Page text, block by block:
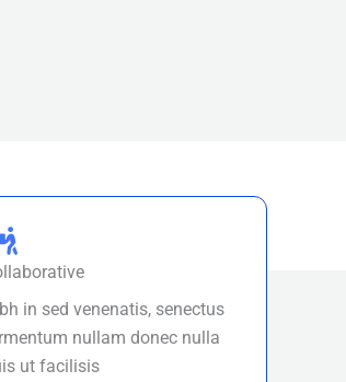
in sed venenatis, senectus
nullam donec nulla
ut facilisis